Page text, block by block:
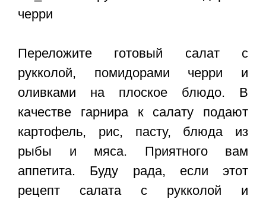
Переложите готовый салат с
рукколой, помидорами черри и
оливками на плоское блюдо. В
качестве гарнира к салату подают
картофель, рис, пасту, блюда из
рыбы и мяса. Приятного вам
аппетита. Буду рада, если этот
рецепт салата с рукколой и